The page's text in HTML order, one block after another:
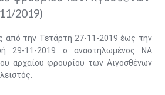
2019)
από την Τετάρτη 27-11-2019 έως την
29-11-2019 ο αναστηλωμένος ΝΑ
αρχαίου φρουρίου των Αιγοσθένων